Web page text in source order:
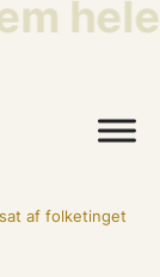
hele
af folketinget